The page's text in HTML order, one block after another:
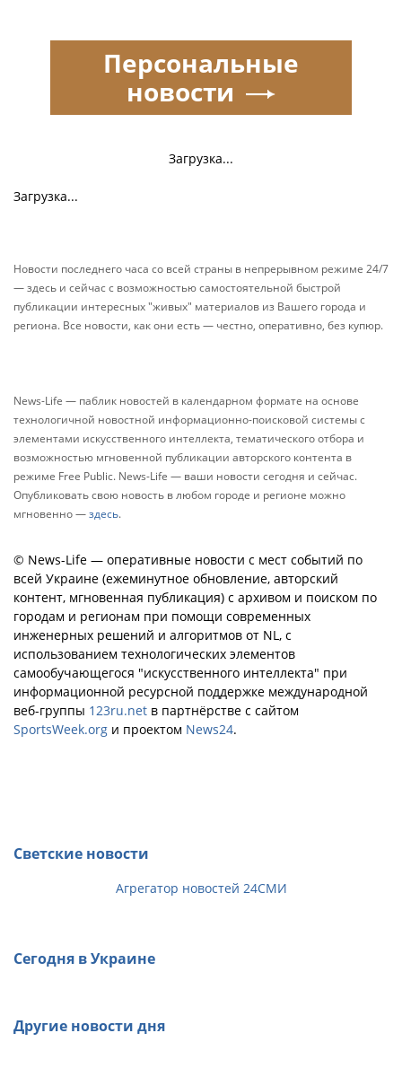
Загрузка...
Загрузка...
Персональные
новости
Новости последнего часа со всей страны в непрерывном режиме 24/7
— здесь и сейчас с возможностью самостоятельной быстрой
публикации интересных "живых" материалов из Вашего города и
региона. Все новости, как они есть — честно, оперативно, без купюр.
News-Life — паблик новостей в календарном формате на основе
технологичной новостной информационно-поисковой системы с
элементами искусственного интеллекта, тематического отбора и
возможностью мгновенной публикации авторского контента в
режиме Free Public. News-Life — ваши новости сегодня и сейчас.
Опубликовать свою новость в любом городе и регионе можно
мгновенно —здесь.
© News-Life — оперативные новости с мест событий по
всей Украине (ежеминутное обновление, авторский
контент, мгновенная публикация) с архивом и поиском по
городам и регионам при помощи современных
инженерных решений и алгоритмов от NL, с
использованием технологических элементов
самообучающегося "искусственного интеллекта" при
информационной ресурсной поддержке международной
веб-группы 123ru.net в партнёрстве с сайтом
SportsWeek.org и проектом News24.
Светские новости
Агрегатор новостей 24СМИ
Сегодня в Украине
Другие новости дня